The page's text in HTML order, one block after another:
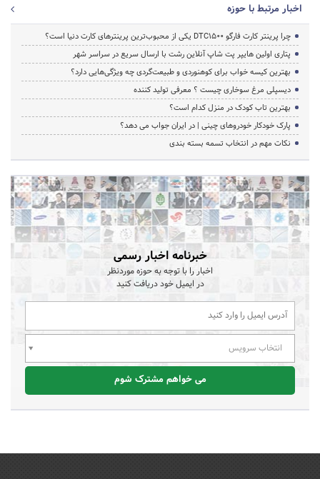
اخبار مرتبط با حوزه
چرا پرینتر کارت فارگو DTC1500 یکی از محبوب‌ترین پرینترهای کارت دنیا است؟
پتاری اولین هایپر پت شاپ آنلاین رشت با ارسال سریع در سراسر شهر
بهترین کیسه خواب برای کوهنوردی و طبیعت‌گردی چه ویژگی‌هایی دارد؟
دیسپلی مرغ سوخاری چیست ؟ معرفی تولید کننده
بهترین تاب کودک در منزل کدام است؟
پارک خودکار خودروهای چینی | در ایران جواب می دهد؟
نکات مهم در انتخاب تسمه بسته بندی
خبرنامه اخبار رسمی
اخبار را با توجه به حوزه موردنظر
در ایمیل خود دریافت کنید
انتخاب سرویس
می خواهم مشترک شوم